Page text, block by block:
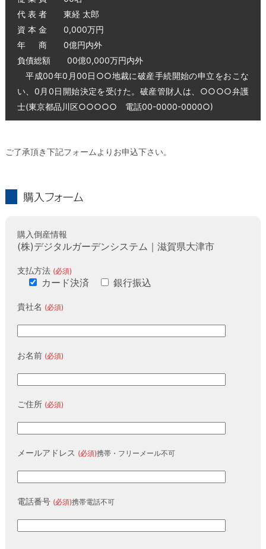
代 表 者 東経 太郎
資 本 金 0,000万円
年 商 0億円内外
負債総額 00億0,000万円内外
平成00年0月00日○○地裁に破産手続開始の申立をおこな
い、0月0日開始決定を受けた。破産管財人は、○○○○弁護
士(東京都品川区○○○○○ 電話00-0000-0000○)
ご了承頂き下記フォームよりお申込下さい。
購入倒産情報
(株)デジタルガーデンシステム｜滋賀県大津市
支払方法 (必須)
カード決済 銀行振込
貴社名 (必須)
お名前 (必須)
ご住所 (必須)
メールアドレス (必須)携帯・フリーメール不可
電話番号 (必須)携帯電話不可